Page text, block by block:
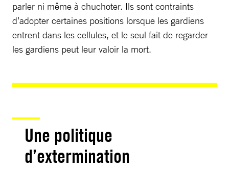
parler ni même à chuchoter. Ils sont contraints
d’adopter certaines positions lorsque les gardiens
entrent dans les cellules, et le seul fait de regarder
les gardiens peut leur valoir la mort.
Une politique
d’extermination